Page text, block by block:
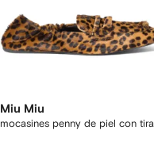
Miu Miu
mocasines penny de piel con tira